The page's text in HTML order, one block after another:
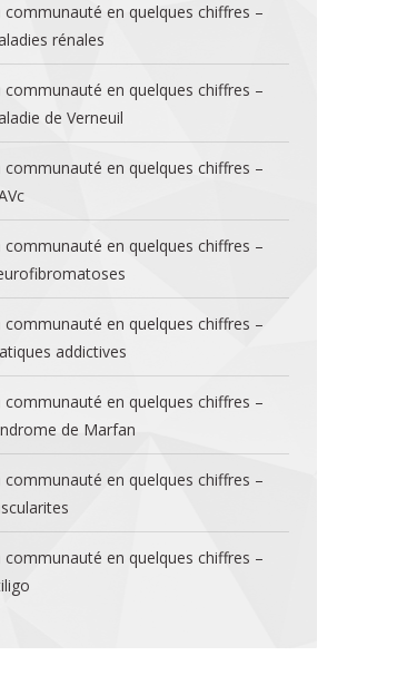
communauté en quelques chiffres –
rénales
communauté en quelques chiffres –
de Verneuil
communauté en quelques chiffres –
communauté en quelques chiffres –
communauté en quelques chiffres –
addictives
communauté en quelques chiffres –
de Marfan
communauté en quelques chiffres –
communauté en quelques chiffres –